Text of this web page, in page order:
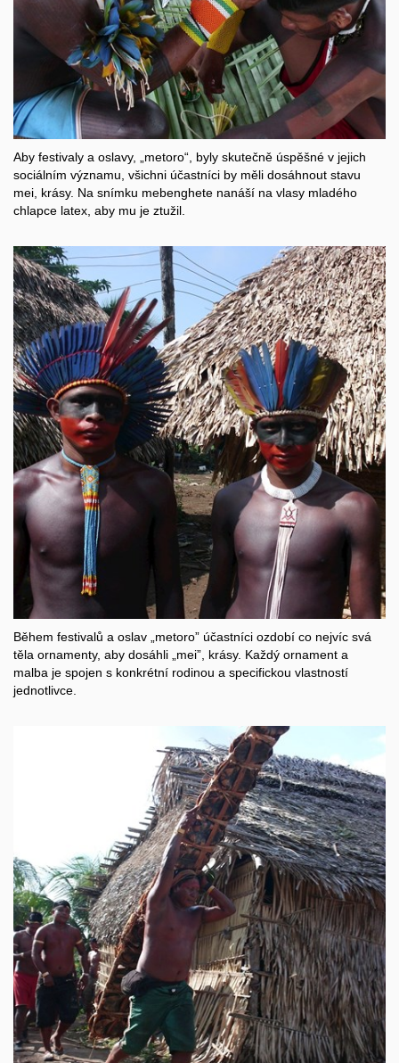
Aby festivaly a oslavy, „metoro“, byly skutečně úspěšné v jejich
sociálním významu, všichni účastníci by měli dosáhnout stavu
mei, krásy. Na snímku mebenghete nanáší na vlasy mladého
chlapce latex, aby mu je ztužil.
Během festivalů a oslav „metoro” účastníci ozdobí co nejvíc svá
těla ornamenty, aby dosáhli „mei”, krásy. Každý ornament a
malba je spojen s konkrétní rodinou a specifickou vlastností
jednotlivce.